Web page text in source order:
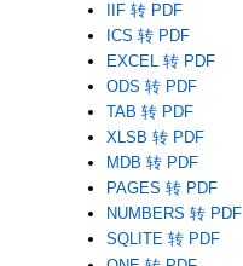
IIF 转 PDF
ICS 转 PDF
EXCEL 转 PDF
ODS 转 PDF
TAB 转 PDF
XLSB 转 PDF
MDB 转 PDF
PAGES 转 PDF
NUMBERS 转 PDF
SQLITE 转 PDF